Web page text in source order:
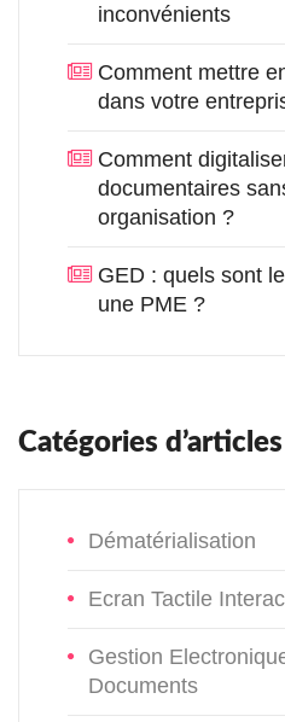
inconvénients
Comment mettre
dans votre
Comment
documentaires
organisation ?
GED : quels sont
une PME ?
Catégories d’articles
Dématérialisation
Ecran Tactile
Gestion
Documents